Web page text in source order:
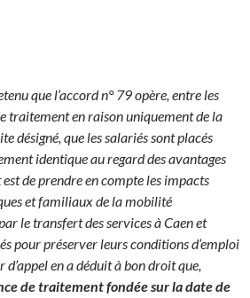
que l’accord n° 79 opère, entre les
traitement en raison uniquement de la
désigné, que les salariés sont placés
identique au regard des avantages
de prendre en compte les impacts
et familiaux de la mobilité
le transfert des services à Caen et
pour préserver leurs conditions d’emploi
en a déduit à bon droit que,
de traitement fondée sur la date de